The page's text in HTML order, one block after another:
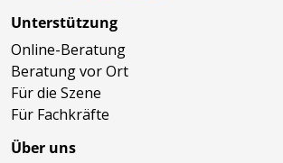
Unterstützung
Online-Beratung
Beratung vor Ort
Für die Szene
Für Fachkräfte
Über uns